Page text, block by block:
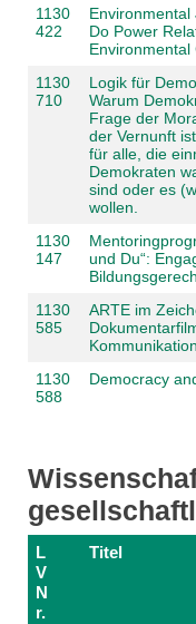
1130
422
Environmental
Do Power
Environmental
1130
710
Logik für
Warum
Frage der
der Vernunft
für alle, die
Demokraten
sind oder es
wollen.
1130
147
und Du“:
1130
585
ARTE im
Kommunikation
1130
588
Democracy
L
V
N
r.
Titel